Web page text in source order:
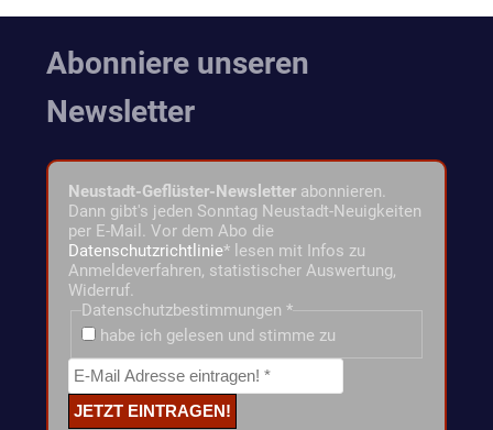
Abonniere unseren
Newsletter
Neustadt-Geflüster-Newsletter abonnieren.
Dann gibt's jeden Sonntag Neustadt-Neuigkeiten
per E-Mail. Vor dem Abo die
Datenschutzrichtlinie* lesen mit Infos zu
Anmeldeverfahren, statistischer Auswertung,
Widerruf.
Datenschutzbestimmungen *
habe ich gelesen und stimme zu